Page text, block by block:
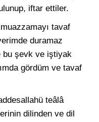
iftar ettiler.
tavaf
duramaz
bu şevk ve iştiyak
gördüm ve tavaf
teâlâ
dilinden ve dil